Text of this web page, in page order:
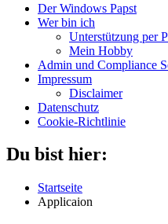
Der Windows Papst
Wer bin ich
Unterstützung per
Mein Hobby
Admin und Compliance
Impressum
Disclaimer
Datenschutz
Cookie-Richtlinie
Du bist hier:
Startseite
Applicaion